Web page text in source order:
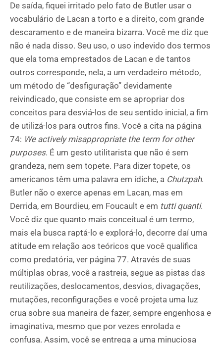
De saída, fiquei irritado pelo fato de Butler usar o
vocabulário de Lacan a torto e a direito, com grande
descaramento e de maneira bizarra. Você me diz que
não é nada disso. Seu uso, o uso indevido dos termos
que ela toma emprestados de Lacan e de tantos
outros corresponde, nela, a um verdadeiro método,
um método de “desfiguração” devidamente
reivindicado, que consiste em se apropriar dos
conceitos para desviá-los de seu sentido inicial, a fim
de utilizá-los para outros fins. Você a cita na página
74: We actively misappropriate the term for other
purposes. É um gesto utilitarista que não é sem
grandeza, nem sem topete. Para dizer topete, os
americanos têm uma palavra em ídiche, a Chutzpah.
Butler não o exerce apenas em Lacan, mas em
Derrida, em Bourdieu, em Foucault e em tutti quanti.
Você diz que quanto mais conceitual é um termo,
mais ela busca raptá-lo e explorá-lo, decorre daí uma
atitude em relação aos teóricos que você qualifica
como predatória, ver página 77. Através de suas
múltiplas obras, você a rastreia, segue as pistas das
reutilizações, deslocamentos, desvios, divagações,
mutações, reconfigurações e você projeta uma luz
crua sobre sua maneira de fazer, sempre engenhosa e
imaginativa, mesmo que por vezes enrolada e
confusa. Assim, você se entrega a uma minuciosa